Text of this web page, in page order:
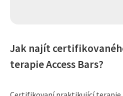
Jak najít
terapie Access Bars?